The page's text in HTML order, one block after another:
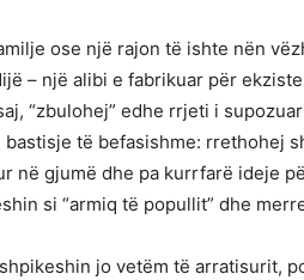
ose një rajon të ishte nën
– një alibi e fabrikuar për
“zbulohej” edhe rrjeti i
të befasishme: rrethohej
në gjumë dhe pa kurrfarë ideje
si “armiq të popullit” dhe
jo vetëm të arratisurit,